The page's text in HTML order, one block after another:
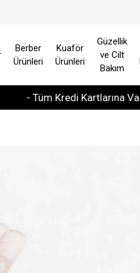
Kredi Kartlarına Vade
Berber
Ürünleri
Kuaför
Ürünleri
Güzellik
ve Cilt
Bakım